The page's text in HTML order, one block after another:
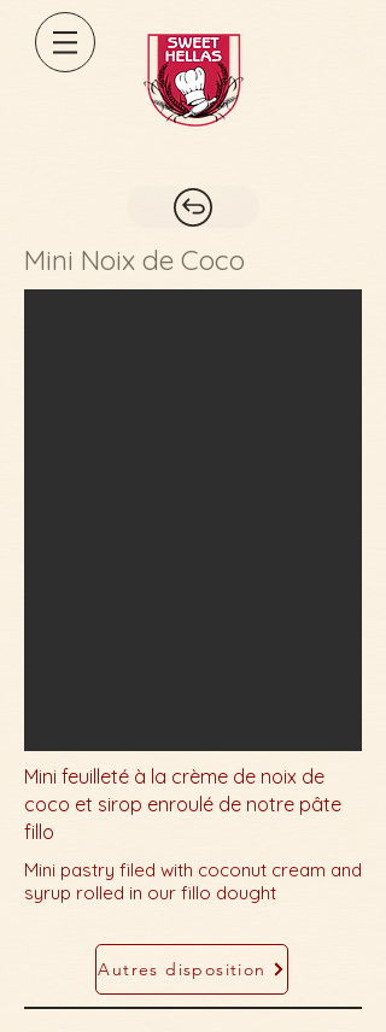
Mini Noix de Coco
Mini feuilleté à la crème de noix de
coco et sirop enroulé de notre pâte
fillo
Mini pastry filed with coconut cream and
syrup rolled in our fillo dought
Autres disposition